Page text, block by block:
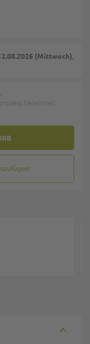
(Mittwoch),
berechnet.